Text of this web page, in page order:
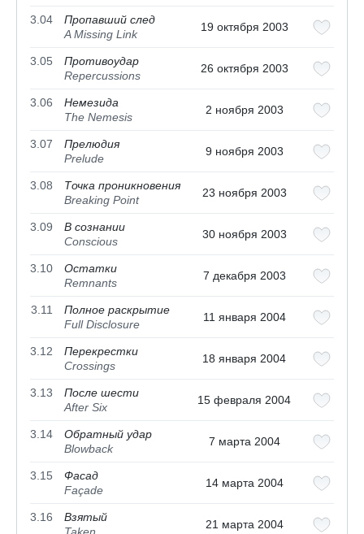
3.04
Пропавший след
A Missing Link
19 октября 2003
3.05
Противоудар
Repercussions
26 октября 2003
3.06
Немезида
The Nemesis
2 ноября 2003
3.07
Прелюдия
Prelude
9 ноября 2003
3.08
Точка проникновения
Breaking Point
23 ноября 2003
3.09
В сознании
Conscious
30 ноября 2003
3.10
Остатки
Remnants
7 декабря 2003
3.11
Полное раскрытие
Full Disclosure
11 января 2004
3.12
Перекрестки
Crossings
18 января 2004
3.13
После шести
After Six
15 февраля 2004
3.14
Обратный удар
Blowback
7 марта 2004
3.15
Фасад
Façade
14 марта 2004
3.16
Взятый
Taken
21 марта 2004